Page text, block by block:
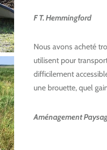
F T. Hemmingford
Nous avons acheté
utilisent pour
difficilement
une brouette, quel
Aménagement